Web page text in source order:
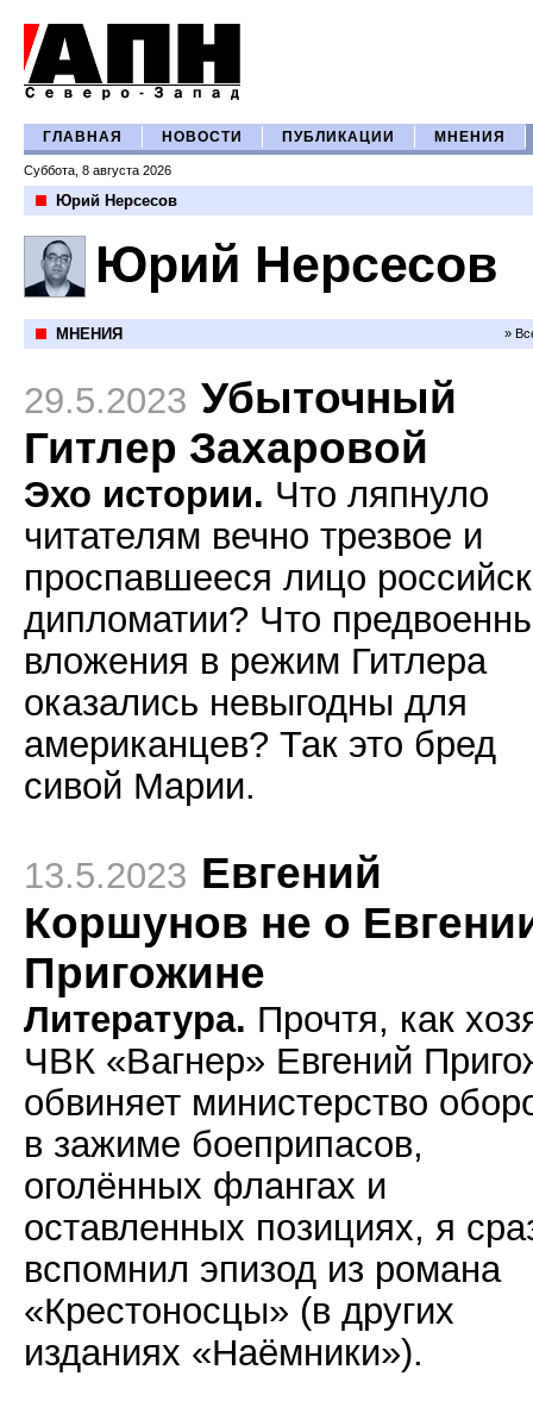
ГЛАВНАЯ НОВОСТИ ПУБЛИКАЦИИ МНЕНИЯ
Суббота, 8 августа 2026
Юрий Нерсесов
Юрий Нерсесов
МНЕНИЯ »
29.5.2023 Убыточный
Гитлер Захаровой
Эхо истории. Что ляпнуло
читателям вечно трезвое и
проспавшееся лицо
дипломатии? Что
вложения в режим Гитлера
оказались невыгодны для
американцев? Так это бред
сивой Марии.
13.5.2023 Евгений
Коршунов не о
Пригожине
Литература. Прочтя, как
ЧВК «Вагнер» Евгений
обвиняет министерство
в зажиме боеприпасов,
оголённых флангах и
оставленных позициях, я
вспомнил эпизод из романа
«Крестоносцы» (в других
изданиях «Наёмники»).